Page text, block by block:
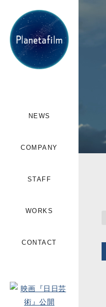
NEWS
COMPANY
STAFF
WORKS
CONTACT